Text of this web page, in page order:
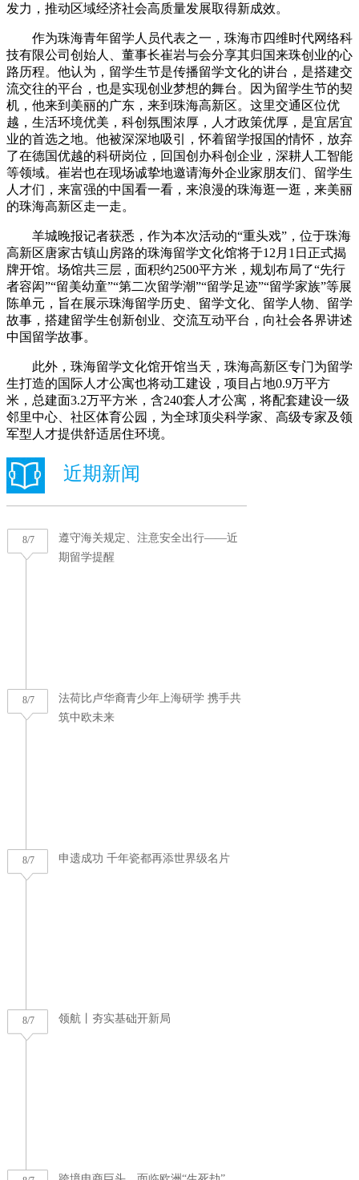
发力，推动区域经济社会高质量发展取得新成效。
作为珠海青年留学人员代表之一，珠海市四维时代网络科
技有限公司创始人、董事长崔岩与会分享其归国来珠创业的心
路历程。他认为，留学生节是传播留学文化的讲台，是搭建交
流交往的平台，也是实现创业梦想的舞台。因为留学生节的契
机，他来到美丽的广东，来到珠海高新区。这里交通区位优
越，生活环境优美，科创氛围浓厚，人才政策优厚，是宜居宜
业的首选之地。他被深深地吸引，怀着留学报国的情怀，放弃
了在德国优越的科研岗位，回国创办科创企业，深耕人工智能
等领域。崔岩也在现场诚挚地邀请海外企业家朋友们、留学生
人才们，来富强的中国看一看，来浪漫的珠海逛一逛，来美丽
的珠海高新区走一走。
羊城晚报记者获悉，作为本次活动的“重头戏”，位于珠海
高新区唐家古镇山房路的珠海留学文化馆将于12月1日正式揭
牌开馆。场馆共三层，面积约2500平方米，规划布局了“先行
者容闳”“留美幼童”“第二次留学潮”“留学足迹”“留学家族”等展
陈单元，旨在展示珠海留学历史、留学文化、留学人物、留学
故事，搭建留学生创新创业、交流互动平台，向社会各界讲述
中国留学故事。
此外，珠海留学文化馆开馆当天，珠海高新区专门为留学
生打造的国际人才公寓也将动工建设，项目占地0.9万平方
米，总建面3.2万平方米，含240套人才公寓，将配套建设一级
邻里中心、社区体育公园，为全球顶尖科学家、高级专家及领
军型人才提供舒适居住环境。